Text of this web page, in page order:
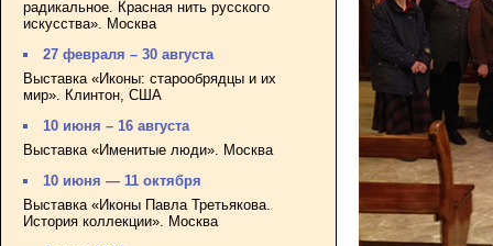
радикальное. Красная нить русского
искусства». Москва
27 февраля – 30 августа
Выставка «Иконы: старообрядцы и их
мир». Клинтон, США
10 июня – 16 августа
Выставка «Именитые люди». Москва
10 июня — 11 октября
Выставка «Иконы Павла Третьякова.
История коллекции». Москва